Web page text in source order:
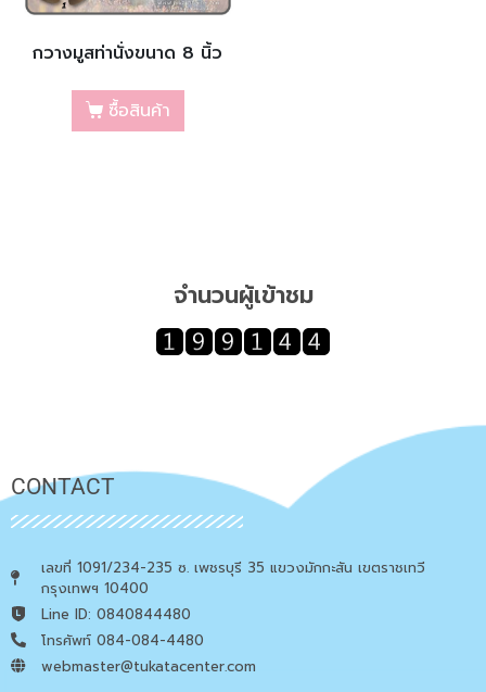
กวางมูสท่านั่งขนาด 8 นิ้ว
ซื้อสินค้า
จำนวนผู้เข้าชม
CONTACT
เลขที่ 1091/234-235 ซ. เพชรบุรี 35 แขวงมักกะสัน เขตราชเทวี
กรุงเทพฯ 10400
Line ID: 0840844480
โทรศัพท์ 084-084-4480
webmaster@tukatacenter.com